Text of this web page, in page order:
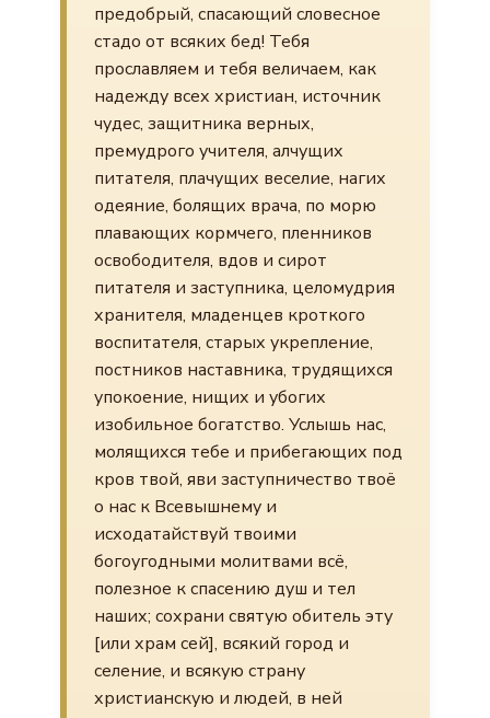
предобрый, спасающий словесное
стадо от всяких бед! Тебя
прославляем и тебя величаем, как
надежду всех христиан, источник
чудес, защитника верных,
премудрого учителя, алчущих
питателя, плачущих веселие, нагих
одеяние, болящих врача, по морю
плавающих кормчего, пленников
освободителя, вдов и сирот
питателя и заступника, целомудрия
хранителя, младенцев кроткого
воспитателя, старых укрепление,
постников наставника, трудящихся
упокоение, нищих и убогих
изобильное богатство. Услышь нас,
молящихся тебе и прибегающих под
кров твой, яви заступничество твоё
о нас к Всевышнему и
исходатайствуй твоими
богоугодными молитвами всё,
полезное к спасению душ и тел
наших; сохрани святую обитель эту
[или храм сей], всякий город и
селение, и всякую страну
христианскую и людей, в ней